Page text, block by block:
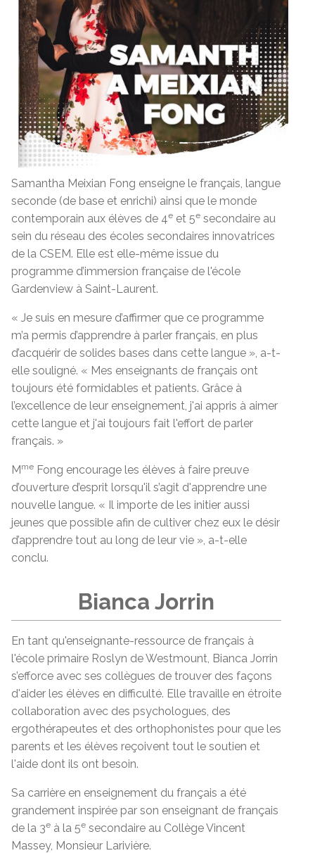
Samantha Meixian Fong enseigne le français, langue
seconde (de base et enrichi) ainsi que le monde
contemporain aux élèves de 4e et 5e secondaire au
sein du réseau des écoles secondaires innovatrices
de la CSEM. Elle est elle-même issue du
programme d’immersion française de l'école
Gardenview à Saint-Laurent.
« Je suis en mesure d’affirmer que ce programme
m’a permis d’apprendre à parler français, en plus
d’acquérir de solides bases dans cette langue », a-t-
elle souligné. « Mes enseignants de français ont
toujours été formidables et patients. Grâce à
l’excellence de leur enseignement, j'ai appris à aimer
cette langue et j'ai toujours fait l'effort de parler
français. »
M me Fong encourage les élèves à faire preuve
d’ouverture d’esprit lorsqu'il s’agit d'apprendre une
nouvelle langue. « Il importe de les initier aussi
jeunes que possible afin de cultiver chez eux le désir
d’apprendre tout au long de leur vie », a-t-elle
conclu.
Bianca Jorrin
En tant qu'enseignante-ressource de français à
l'école primaire Roslyn de Westmount, Bianca Jorrin
s’efforce avec ses collègues de trouver des façons
d'aider les élèves en difficulté. Elle travaille en étroite
collaboration avec des psychologues, des
ergothérapeutes et des orthophonistes pour que les
parents et les élèves reçoivent tout le soutien et
l'aide dont ils ont besoin.
Sa carrière en enseignement du français a été
grandement inspirée par son enseignant de français
de la 3e à la 5e secondaire au Collège Vincent
Massey, Monsieur Larivière.